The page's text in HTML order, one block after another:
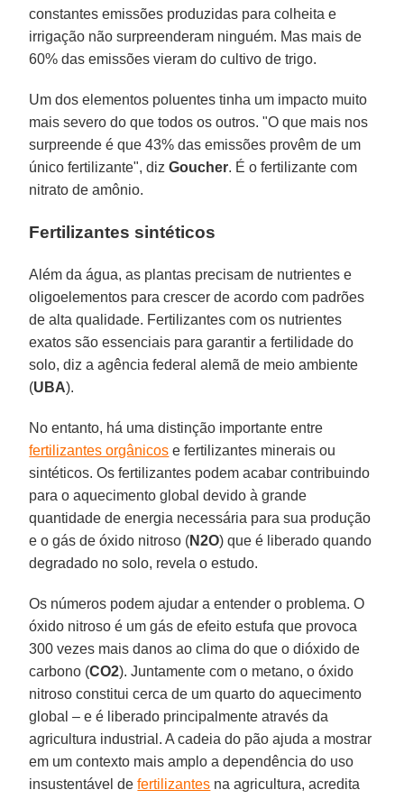
constantes emissões produzidas para colheita e
irrigação não surpreenderam ninguém. Mas mais de
60% das emissões vieram do cultivo de trigo.
Um dos elementos poluentes tinha um impacto muito
mais severo do que todos os outros. "O que mais nos
surpreende é que 43% das emissões provêm de um
único fertilizante", dizGoucher. É o fertilizante com
nitrato de amônio.
Fertilizantes sintéticos
Além da água, as plantas precisam de nutrientes e
oligoelementos para crescer de acordo com padrões
de alta qualidade. Fertilizantes com os nutrientes
exatos são essenciais para garantir a fertilidade do
solo, diz a agência federal alemã de meio ambiente
(UBA).
No entanto, há uma distinção importante entre
fertilizantes orgânicos e fertilizantes minerais ou
sintéticos. Os fertilizantes podem acabar contribuindo
para o aquecimento global devido à grande
quantidade de energia necessária para sua produção
e o gás de óxido nitroso (N2O) que é liberado quando
degradado no solo, revela o estudo.
Os números podem ajudar a entender o problema. O
óxido nitroso é um gás de efeito estufa que provoca
300 vezes mais danos ao clima do que o dióxido de
carbono (CO2). Juntamente com o metano, o óxido
nitroso constitui cerca de um quarto do aquecimento
global – e é liberado principalmente através da
agricultura industrial. A cadeia do pão ajuda a mostrar
em um contexto mais amplo a dependência do uso
insustentável defertilizantes na agricultura, acredita